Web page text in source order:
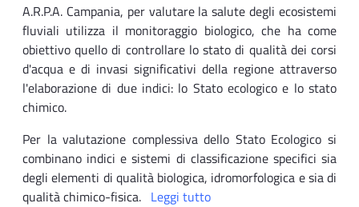
A.R.P.A. Campania, per valutare la salute degli ecosistemi
fluviali utilizza il monitoraggio biologico, che ha come
obiettivo quello di controllare lo stato di qualità dei corsi
d'acqua e di invasi significativi della regione attraverso
l'elaborazione di due indici: lo Stato ecologico e lo stato
chimico.
Per la valutazione complessiva dello Stato Ecologico si
combinano indici e sistemi di classificazione specifici sia
degli elementi di qualità biologica, idromorfologica e sia di
qualità chimico-fisica. Leggi tutto